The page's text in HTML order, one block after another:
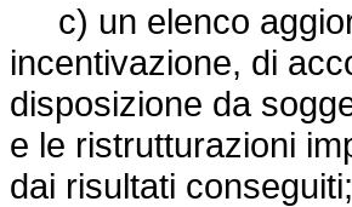
c) un elenco
incentivazione, di
disposizione da
e le ristrutturazioni
dai risultati conseguiti;